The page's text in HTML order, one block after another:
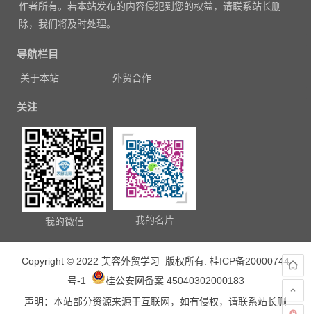
作者所有。若本站发布的内容侵犯到您的权益，请联系站长删
除，我们将及时处理。
导航栏目
关于本站 外贸合作
关注
我的微信 我的名片
Copyright © 2022 芙容外贸学习 版权所有. 桂ICP备20000744
号-1
桂公安网备案 45040302000183
声明：本站部分资源来源于互联网，如有侵权，请联系站长删